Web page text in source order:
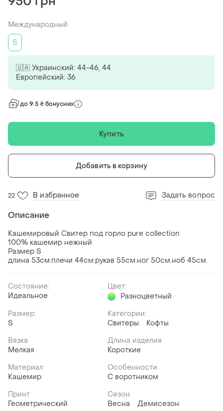
Международный
S
🇺🇦 Украинский: 44-46, 44
Европейский: 36
до 9.5 ₴ бонусних
Купить
Добавить в корзину
22 В избранное Задать вопрос
Описание
Кашемировый Свитер под горло pure collection
100% кашемир нежный
Размер S
длина 53см.плечи 44см.рукав 55см.ног 50см.ноб 45см.
Состояние:
Идеальное
Цвет:
Разноцветный
Размер:
S
Категории:
Свитеры
Кофты
Вязка
Мелкая
Длина изделия
Короткие
Материал
Кашемир
Особенности
С воротником
Принт
Геометрический
Сезон
Весна
Демисезон